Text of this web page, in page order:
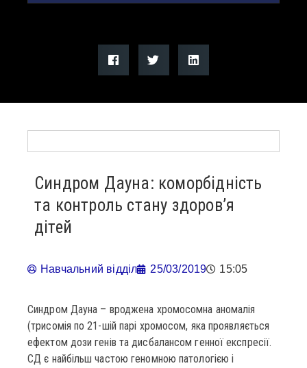
Синдром Дауна: коморбідність
та контроль стану здоров’я
дітей
Навчальний відділ 25/03/2019 15:05
Синдром Дауна – вроджена хромосомна аномалія
(трисомія по 21-шій парі хромосом, яка проявляється
ефектом дози генів та дисбалансом генної експресії.
СД є найбільш частою геномною патологією і